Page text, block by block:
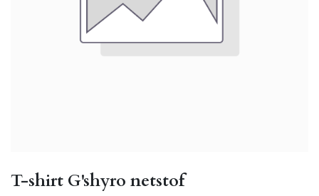
T-shirt G'shyro netstof